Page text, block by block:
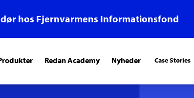
hos Fjernvarmens Informationsfond
Redan Academy Nyheder Case Stories